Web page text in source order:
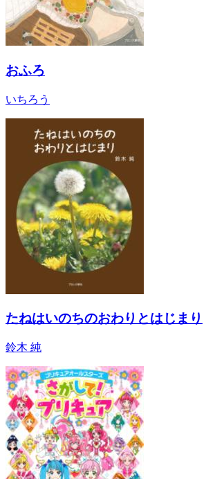
おふろ
いちろう
たねはいのちのおわりとはじまり
鈴木 純